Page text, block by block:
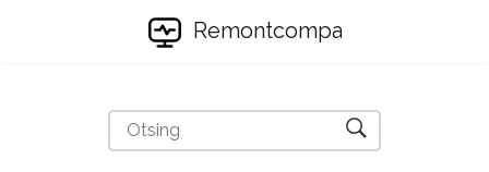
Remontcompa